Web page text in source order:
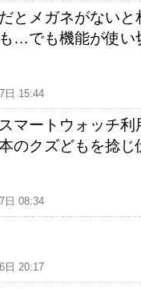
とメガネがない
…でも機能が使い
日 15:44
マートウォッチ
のクズどもを捻じ
日 08:34
日 20:17